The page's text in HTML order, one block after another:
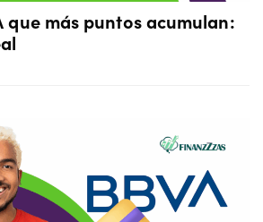
que más puntos acumulan: